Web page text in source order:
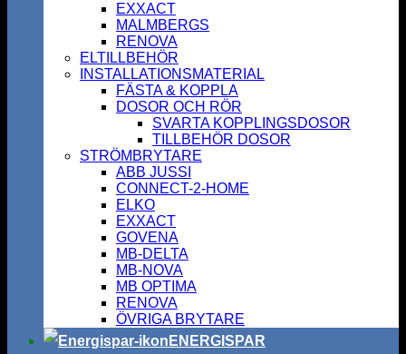
EXXACT
MALMBERGS
RENOVA
ELTILLBEHÖR
INSTALLATIONSMATERIAL
FÄSTA & KOPPLA
DOSOR OCH RÖR
SVARTA KOPPLINGSDOSOR
TILLBEHÖR DOSOR
STRÖMBRYTARE
ABB JUSSI
CONNECT-2-HOME
ELKO
EXXACT
GOVENA
MB-DELTA
MB-NOVA
MB OPTIMA
RENOVA
ÖVRIGA BRYTARE
ENERGISPAR